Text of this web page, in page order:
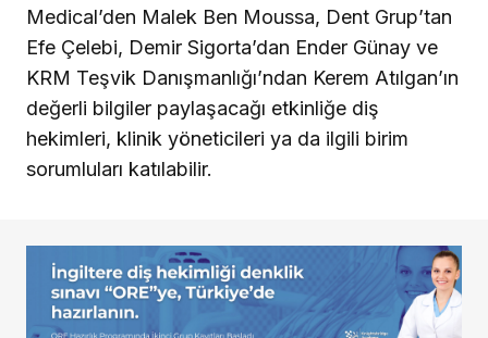
Medical’den Malek Ben Moussa, Dent Grup’tan
Efe Çelebi, Demir Sigorta’dan Ender Günay ve
KRM Teşvik Danışmanlığı’ndan Kerem Atılgan’ın
değerli bilgiler paylaşacağı etkinliğe diş
hekimleri, klinik yöneticileri ya da ilgili birim
sorumluları katılabilir.